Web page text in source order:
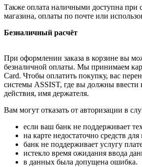
Также оплата наличными доступна при
магазина, оплаты по почте или
Безналичный расчёт
При оформлении заказа в корзине вы
безналичной оплаты. Мы принимаем
Card. Чтобы оплатить покупку, вас
системы ASSIST, где вы должны ввести
действия, имя держателя.
Вам могут отказать от авторизации в
если ваш банк не поддерживает
на карте недостаточно средств
банк не поддерживает услугу
истекло время ожидания ввода
в данных была допущена ошибка.